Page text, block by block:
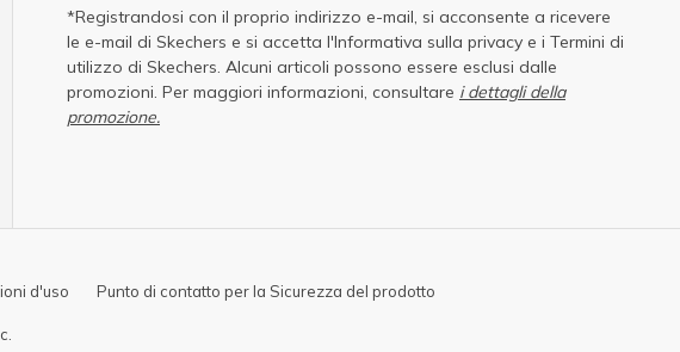
*Registrandosi con il proprio indirizzo e-mail, si acconsente a ricevere
le e-mail di Skechers e si accetta l'Informativa sulla privacy e i Termini di
utilizzo di Skechers. Alcuni articoli possono essere esclusi dalle
promozioni. Per maggiori informazioni, consultare i dettagli della
promozione.
d'uso Punto di contatto per la Sicurezza del prodotto